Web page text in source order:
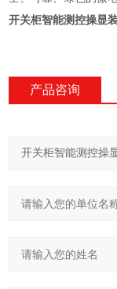
开关柜智能测控操显
产品咨询